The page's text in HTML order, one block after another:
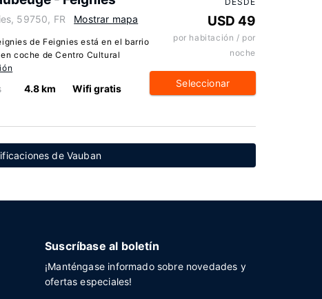
59750, FR Mostrar mapa
de Feignies está en el barrio
coche de Centro Cultural
4.8 km Wifi gratis
USD 49
por habitación / por
noche
Seleccionar
de Vauban
Suscríbase al boletín
¡Manténgase informado sobre novedades y
ofertas especiales!